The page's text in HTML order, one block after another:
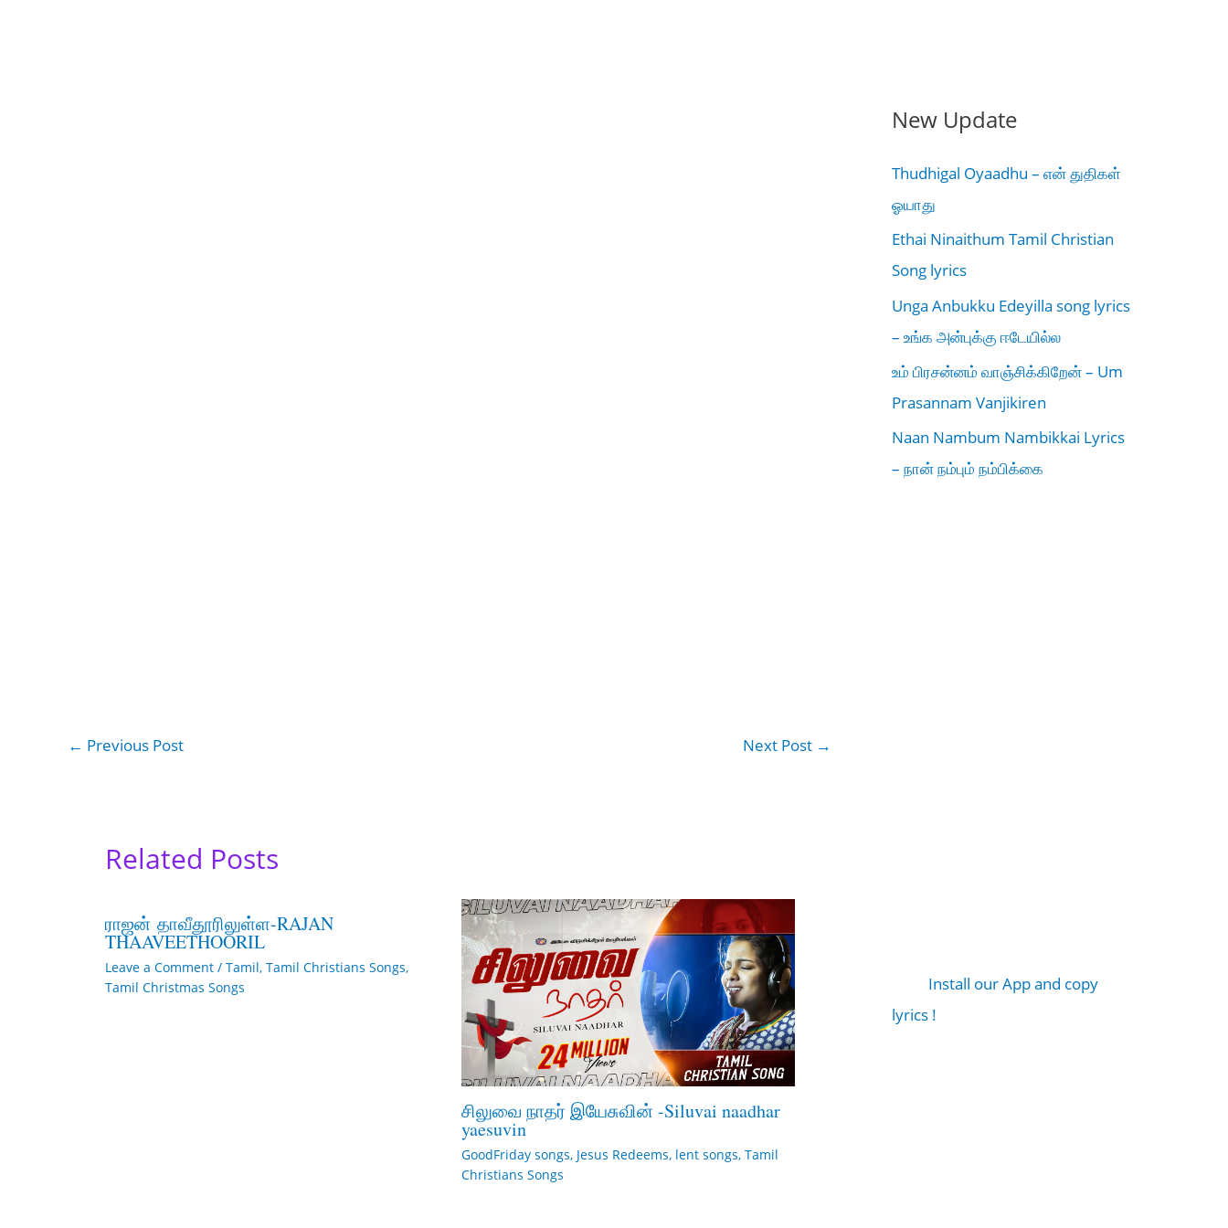
← Previous Post Next Post →
Related Posts
ராஜன் தாவீதூரிலுள்ள-RAJAN
THAAVEETHOORIL
Leave a Comment / Tamil, Tamil Christians Songs,
Tamil Christmas Songs
சிலுவை நாதர் இயேசுவின் -Siluvai naadhar
yaesuvin
GoodFriday songs, Jesus Redeems, lent songs, Tamil
Christians Songs
New Update
Thudhigal Oyaadhu – என் துதிகள்
ஓயாது
Ethai Ninaithum Tamil Christian
Song lyrics
Unga Anbukku Edeyilla song lyrics
– உங்க அன்புக்கு ஈடேயில்ல
உம் பிரசன்னம் வாஞ்சிக்கிறேன் – Um
Prasannam Vanjikiren
Naan Nambum Nambikkai Lyrics
– நான் நம்பும் நம்பிக்கை
Install our App and copy
lyrics !